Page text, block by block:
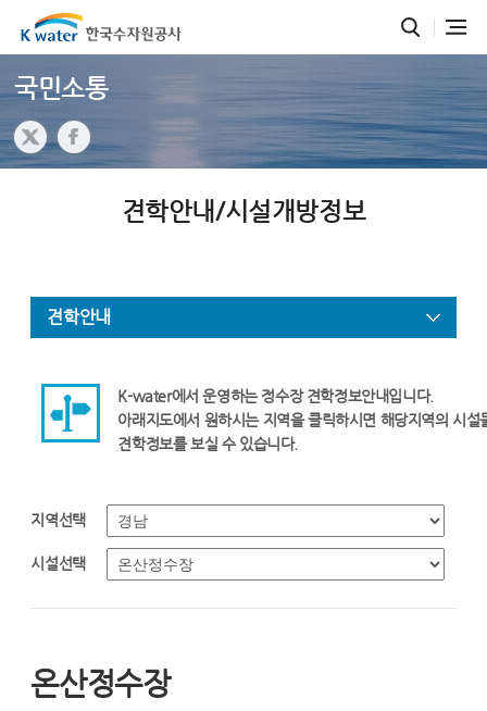
국민소통
견학안내/시설개방정보
견학안내
K-water에서 운영하는 정수장 견학정보안내입니다.
아래지도에서 원하시는 지역을 클릭하시면 해당지역의 시설
견학정보를 보실 수 있습니다.
지역선택
시설선택
온산정수장